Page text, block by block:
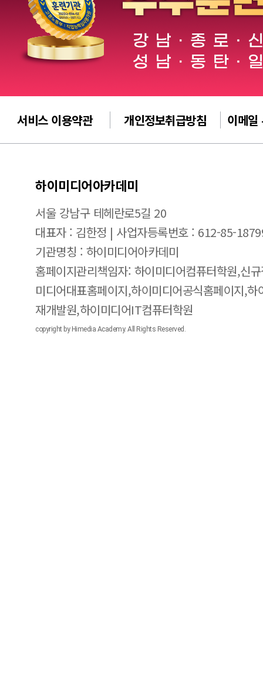
서비스 이용약관 개인정보취급방침 이메일
하이미디어아카데미
서울 강남구 테헤란로5길 20
대표자 : 김한정 | 사업자등록번호 : 612-85-
기관명칭 : 하이미디어아카데미
홈페이지관리책임자: 하이미디어컴퓨터학원,신
미디어대표홈페이지,하이미디어공식홈페이지,
재개발원,하이미디어IT컴퓨터학원
copyright by Himedia Academy. All Rights Reserved.